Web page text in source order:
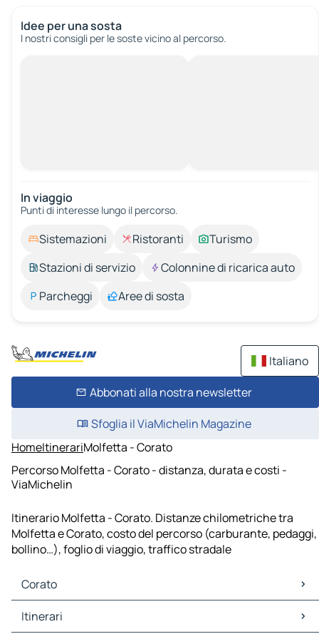
Idee per una sosta
I nostri consigli per le soste vicino al percorso.
In viaggio
Punti di interesse lungo il percorso.
Sistemazioni Ristoranti
Turismo
Stazioni di servizio
Colonnine di ricarica auto
Parcheggi
Aree di sosta
Italiano
Abbonati alla nostra newsletter
Sfoglia il ViaMichelin Magazine
HomeItinerariMolfetta - Corato
Percorso Molfetta - Corato - distanza, durata e costi -
ViaMichelin
Itinerario Molfetta - Corato. Distanze chilometriche tra
Molfetta e Corato, costo del percorso (carburante, pedaggi,
bollino…), foglio di viaggio, traffico stradale
Corato
Corato Mappe Piantine
Corato Traffico
Itinerari